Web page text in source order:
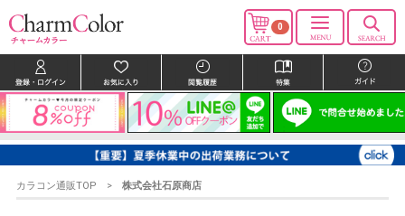
0
カラコン通販TOP 株式会社石原商店